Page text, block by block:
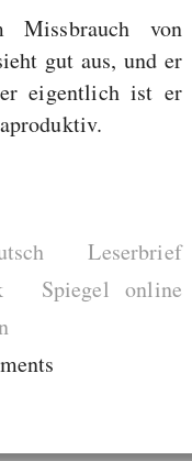
von
gut aus, und er
eigentlich ist er
Leserbrief
Spiegel online
Musik aus
angezeigt:
Geschichte von
edonkey und
i2p,
Python